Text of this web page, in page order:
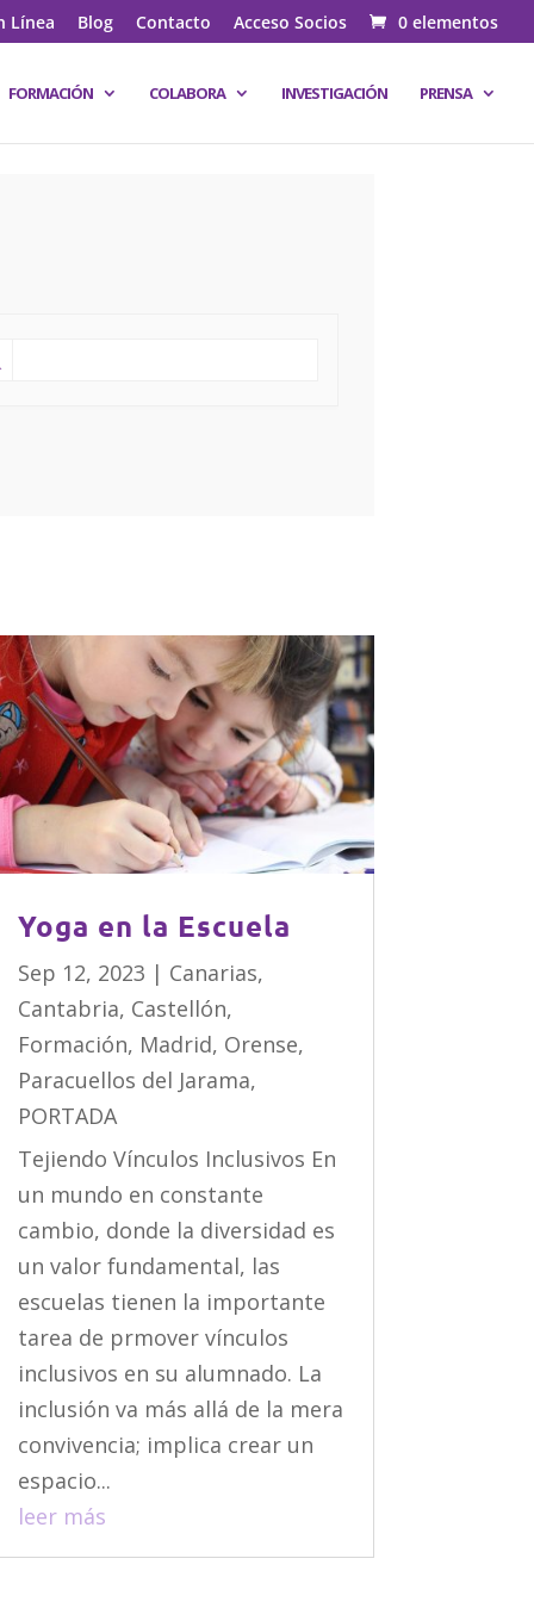
Línea Blog Contacto Acceso Socios 0 elementos
FORMACIÓN COLABORA INVESTIGACIÓN PRENSA
Yoga en la Escuela
Sep 12, 2023 | Canarias,
Cantabria, Castellón,
Formación, Madrid, Orense,
Paracuellos del Jarama,
PORTADA
Tejiendo Vínculos Inclusivos En
un mundo en constante
cambio, donde la diversidad es
un valor fundamental, las
escuelas tienen la importante
tarea de prmover vínculos
inclusivos en su alumnado. La
inclusión va más allá de la mera
convivencia; implica crear un
espacio...
leer más